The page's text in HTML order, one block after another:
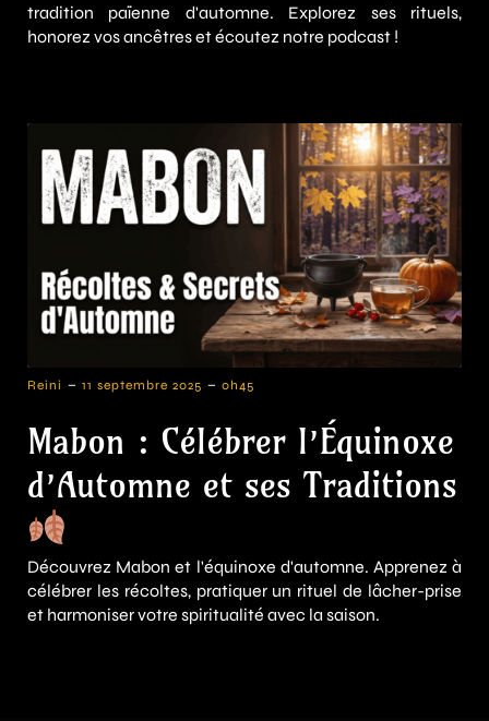
tradition païenne d'automne. Explorez ses rituels,
honorez vos ancêtres et écoutez notre podcast !
Reini - 11 septembre 2025 - 0h45
Mabon : Célébrer l’Équinoxe
d’Automne et ses Traditions
Découvrez Mabon et l'équinoxe d'automne. Apprenez à
célébrer les récoltes, pratiquer un rituel de lâcher-prise
et harmoniser votre spiritualité avec la saison.